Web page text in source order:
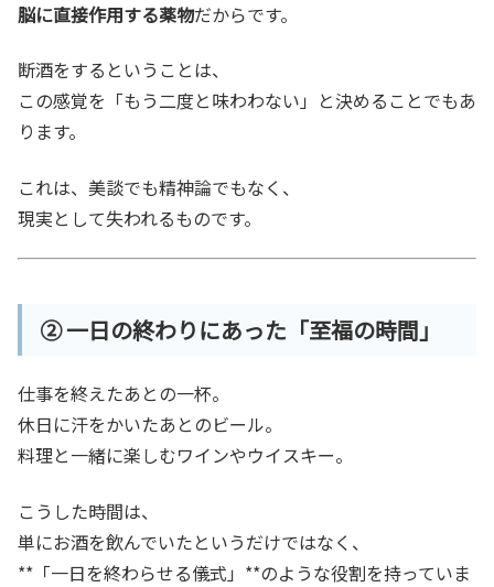
脳に直接作用する薬物だからです。
断酒をするということは、
この感覚を「もう二度と味わわない」と決めることでもあ
ります。
これは、美談でも精神論でもなく、
現実として失われるものです。
② 一日の終わりにあった「至福の時間」
仕事を終えたあとの一杯。
休日に汗をかいたあとのビール。
料理と一緒に楽しむワインやウイスキー。
こうした時間は、
単にお酒を飲んでいたというだけではなく、
**「一日を終わらせる儀式」**のような役割を持っていま